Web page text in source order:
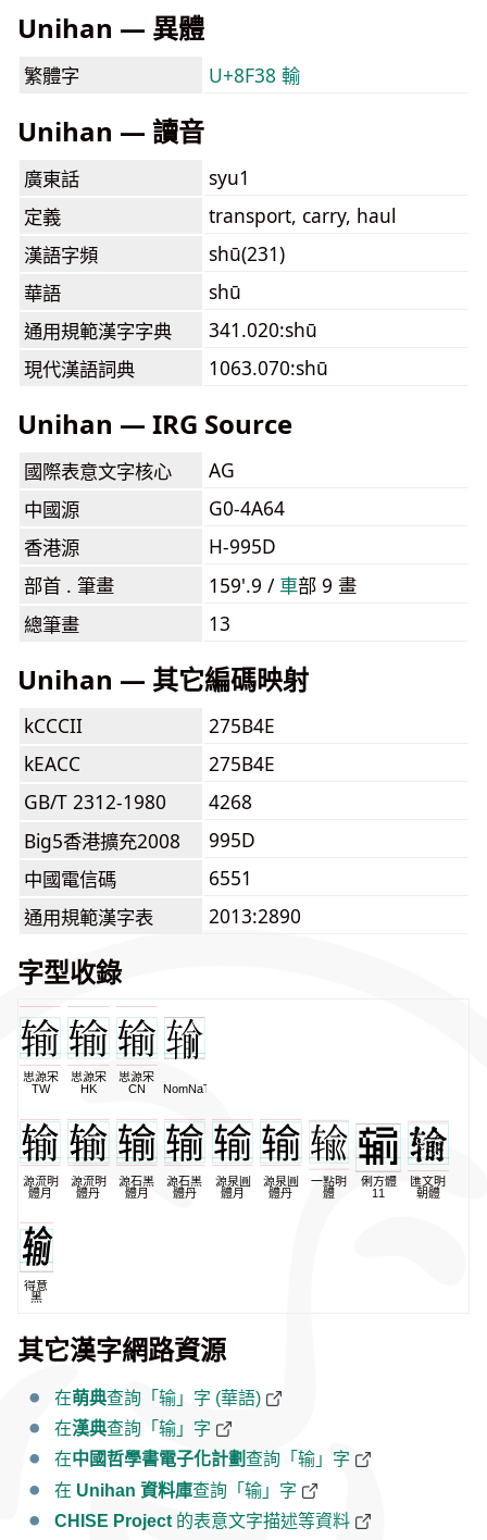
Unihan — 異體
繁體字 U+8F38 輸
Unihan — 讀音
廣東話
syu1
定義
transport, carry, haul
漢語字頻
shū(231)
華語
shū
通用規範漢字字典
341.020:shū
現代漢語詞典
1063.070:shū
Unihan — IRG Source
國際表意文字核心
AG
中國源
G0-4A64
香港源
H-995D
部首 . 筆畫
159'.9 / ⾞部 9 畫
總筆畫
13
Unihan — 其它編碼映射
kCCCII
275B4E
kEACC
275B4E
GB/T 2312-1980
4268
Big5香港擴充2008
995D
中國電信碼
6551
通用規範漢字表
2013:2890
字型收錄
思源宋
TW
思源宋
HK
思源宋
CN
NomNaTong
源流明
體月
源流明
體丹
源石黑
體月
源石黑
體丹
源泉圓
體月
源泉圓
體丹
一點明
體
俐方體
11
匯文明
朝體
得意
黑
其它漢字網路資源
在萌典查詢「输」字 (華語)
在漢典查詢「输」字
在中國哲學書電子化計劃查詢「输」字
在 Unihan 資料庫查詢「输」字
CHISE Project 的表意文字描述等資料